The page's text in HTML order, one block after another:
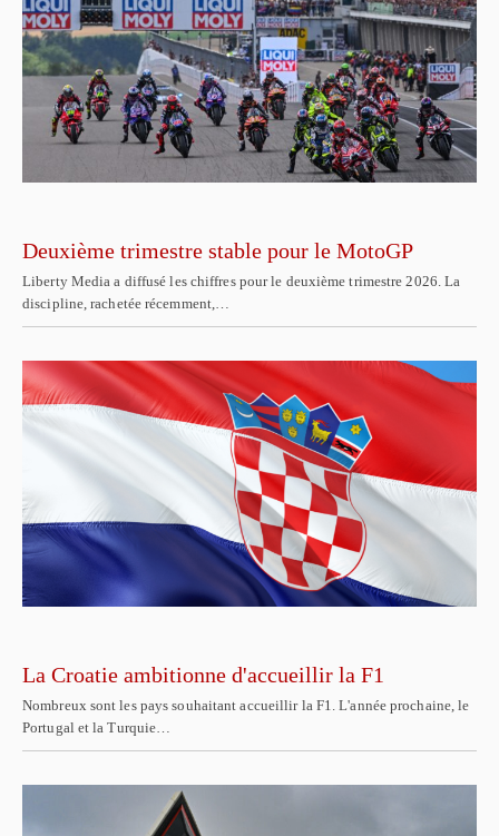
Deuxième trimestre stable pour le MotoGP
Liberty Media a diffusé les chiffres pour le deuxième trimestre 2026. La
discipline, rachetée récemment,…
La Croatie ambitionne d'accueillir la F1
Nombreux sont les pays souhaitant accueillir la F1. L'année prochaine, le
Portugal et la Turquie…